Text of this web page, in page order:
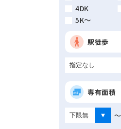
4DK
5K～
駅徒歩
専有面積
～